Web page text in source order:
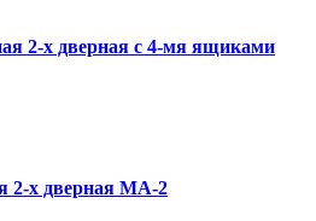
2-х дверная с 4-мя ящиками
2-х дверная МА-2